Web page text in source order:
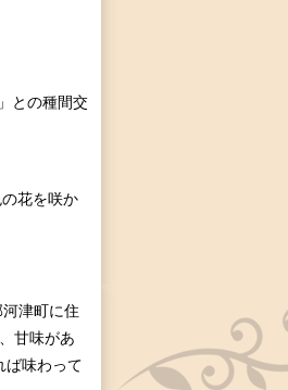
との種間交
花を咲か
津町に住
甘味があ
ば味わって